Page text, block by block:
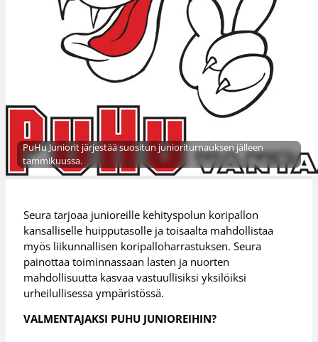
PuHu Juniorit järjestää suositun junioriturnauksen jälleen
tammikuussa.
Seura tarjoaa junioreille kehityspolun koripallon
kansalliselle huipputasolle ja toisaalta mahdollistaa
myös liikunnallisen koripalloharrastuksen. Seura
painottaa toiminnassaan lasten ja nuorten
mahdollisuutta kasvaa vastuullisiksi yksilöiksi
urheilullisessa ympäristössä.
VALMENTAJAKSI PUHU JUNIOREIHIN?